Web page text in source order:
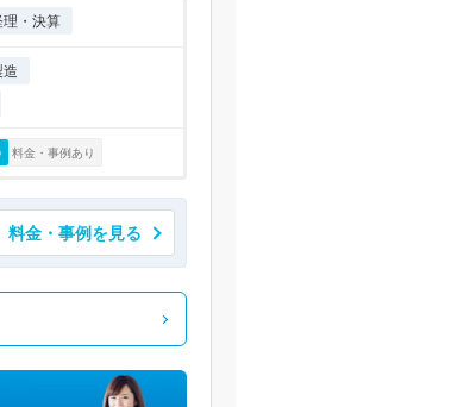
理・決算
造
料金・事例あり
料金・事例を見る